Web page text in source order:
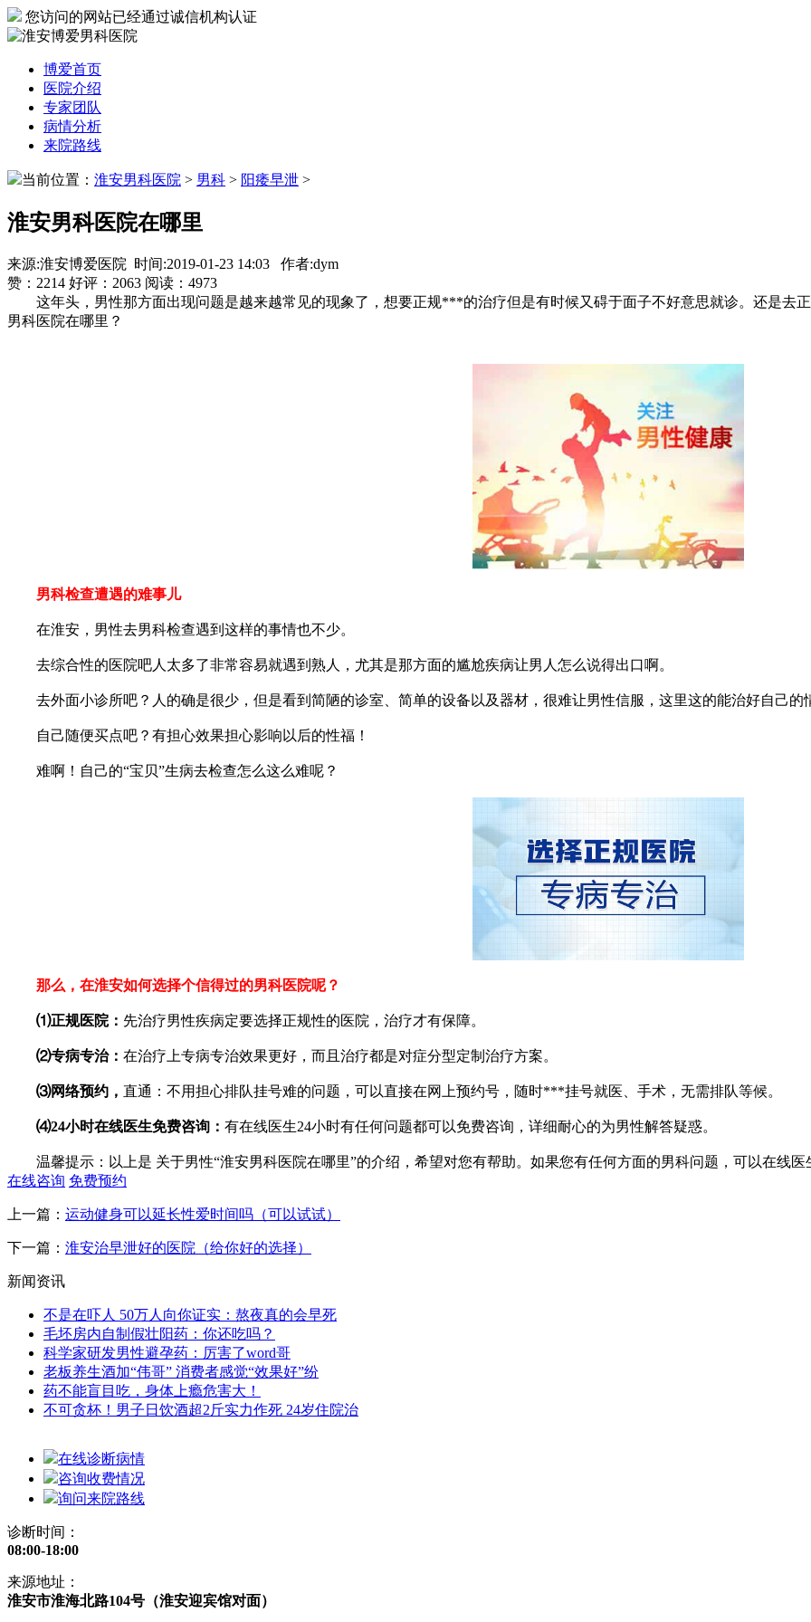
您访问的网站已经通过诚信机构认证
博爱首页
医院介绍
专家团队
病情分析
来院路线
当前位置： 淮安男科医院 > 男科 > 阳痿早泄 >
淮安男科医院在哪里
来源:淮安博爱医院 时间:2019-01-23 14:03 作者:dym
赞： 2214 好评： 2063 阅读： 4973
这年头，男性那方面出现问题是越来越常见的现象了，想要正规***的治疗但是有时候又碍于面子不好意思就诊。还是去
男科医院在哪里？
男科检查遭遇的难事儿
在淮安，男性去男科检查遇到这样的事情也不少。
去综合性的医院吧人太多了非常容易就遇到熟人，尤其是那方面的尴尬疾病让男人怎么说得出口啊。
去外面小诊所吧？人的确是很少，但是看到简陋的诊室、简单的设备以及器材，很难让男性信服，这里这的能治好自己的
自己随便买点吧？有担心效果担心影响以后的性福！
难啊！自己的“宝贝”生病去检查怎么这么难呢？
那么，在淮安如何选择个信得过的男科医院呢？
⑴正规医院： 先治疗男性疾病定要选择正规性的医院，治疗才有保障。
⑵专病专治： 在治疗上专病专治效果更好，而且治疗都是对症分型定制治疗方案。
⑶网络预约， 直通：不用担心排队挂号难的问题，可以直接在网上预约号，随时***挂号就医、手术，无需排队等候。
⑷24小时在线医生免费咨询： 有在线医生24小时有任何问题都可以免费咨询，详细耐心的为男性解答疑惑。
温馨提示：以上是 关于男性“淮安男科医院在哪里”的介绍，希望对您有帮助。如果您有任何方面的男科问题，可以在线医
在线咨询 免费预约
上一篇： 运动健身可以延长性爱时间吗（可以试试）
下一篇： 淮安治早泄好的医院（给你好的选择）
新闻资讯
不是在吓人 50万人向你证实：熬夜真的会早死
毛坯房内自制假壮阳药：你还吃吗？
科学家研发男性避孕药：厉害了word哥
老板养生酒加“伟哥” 消费者感觉“效果好”纷
药不能盲目吃，身体上瘾危害大！
不可贪杯！男子日饮酒超2斤实力作死 24岁住院治
在线诊断病情
咨询收费情况
询问来院路线
诊断时间：
08:00-18:00
来源地址：
淮安市淮海北路104号（淮安迎宾馆对面）